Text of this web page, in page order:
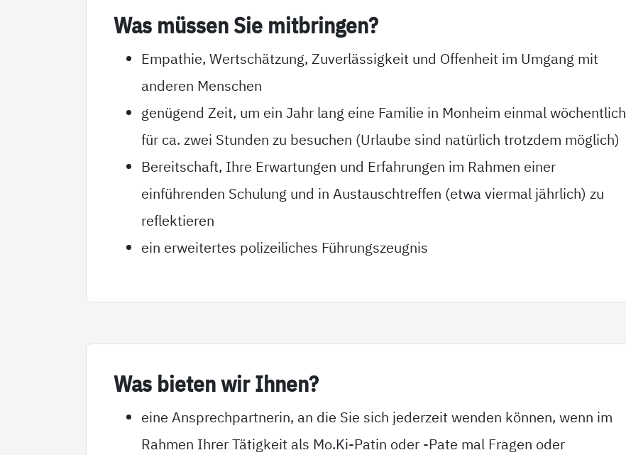
Was müs­sen Sie mit­brin­gen?
Empathie, Wertschätzung, Zuverlässigkeit und Offenheit im Umgang mit
anderen Menschen
genügend Zeit, um ein Jahr lang eine Familie in Monheim einmal wöchentlich
für ca. zwei Stunden zu besuchen (Urlaube sind natürlich trotzdem möglich)
Bereitschaft, Ihre Erwartungen und Erfahrungen im Rahmen einer
einführenden Schulung und in Austauschtreffen (etwa viermal jährlich) zu
reflektieren
ein erweitertes polizeiliches Führungszeugnis
Was bie­ten wir Ih­nen?
eine Ansprechpartnerin, an die Sie sich jederzeit wenden können, wenn im
Rahmen Ihrer Tätigkeit als Mo.Ki-Patin oder -Pate mal Fragen oder